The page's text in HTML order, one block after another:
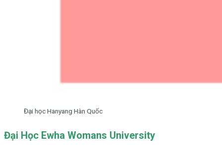
Đại học Hanyang Hàn Quốc
Đại Học Ewha Womans University